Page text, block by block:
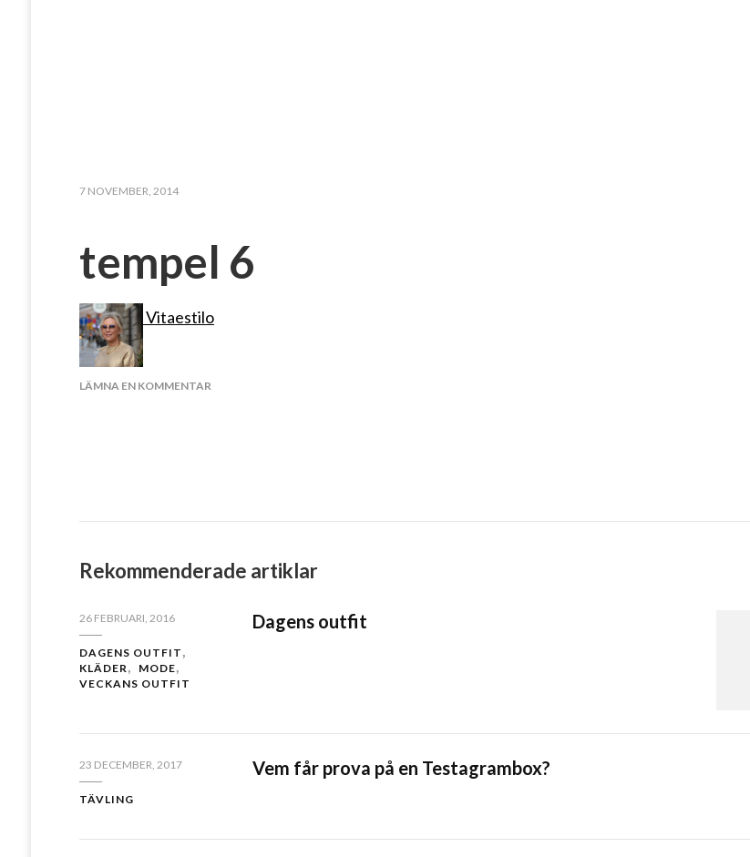
7 NOVEMBER, 2014
tempel 6
Vitaestilo
LÄMNA EN KOMMENTARPÅ
Rekommenderade artiklar
26 FEBRUARI, 2016
DAGENS OUTFIT
KLÄDER
MODE
VECKANS OUTFIT
Dagens outfit
23 DECEMBER, 2017
TÄVLING
Vem får prova på en Testagrambox?